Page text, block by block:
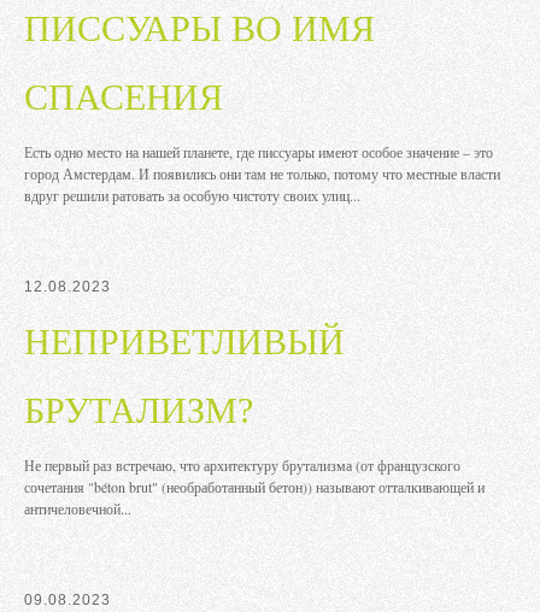
ПИССУАРЫ ВО ИМЯ
СПАСЕНИЯ
Есть одно место на нашей планете, где писсуары имеют особое значение – это
город Амстердам. И появились они там не только, потому что местные власти
вдруг решили ратовать за особую чистоту своих улиц...
12.08.2023
НЕПРИВЕТЛИВЫЙ
БРУТАЛИЗМ?
Не первый раз встречаю, что архитектуру брутализма (от французского
сочетания "béton brut" (необработанный бетон)) называют отталкивающей и
античеловечной...
09.08.2023